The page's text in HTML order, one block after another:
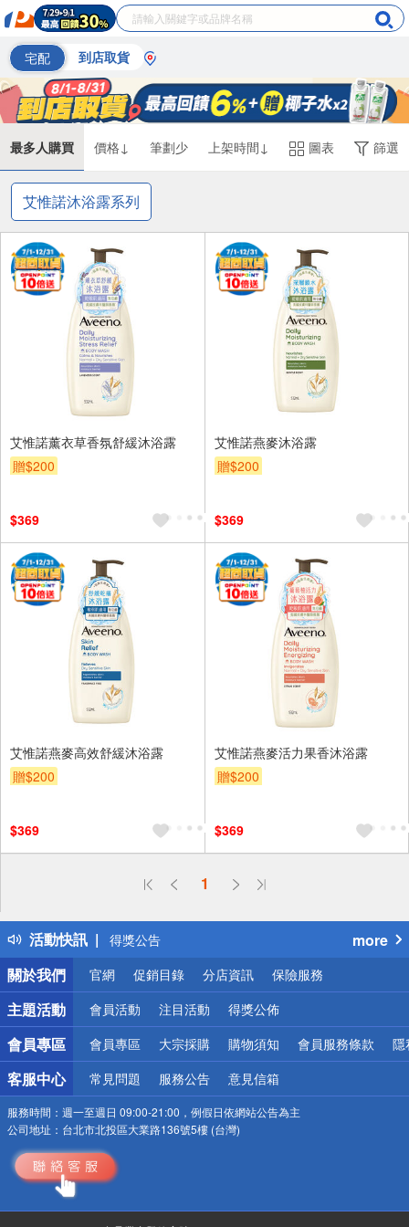
宅配 到店取貨
最多人購買 價格↓ 筆劃少 上架時間↓ 圖表 篩選
艾惟諾沐浴露系列
艾惟諾薰衣草香氛舒緩沐浴露
贈$200
$369
艾惟諾燕麥沐浴露
贈$200
$369
艾惟諾燕麥高效舒緩沐浴露
贈$200
$369
艾惟諾燕麥活力果香沐浴露
贈$200
$369
1
活動快訊
詐騙網頁！請小心！
得獎公告
熱門話題
銀行優惠
偏遠地區配送
詐騙網頁！請小心！
more
關於我們
官網 促銷目錄 分店資訊 保險服務
主題活動 會員活動 注目活動 得獎公佈
會員專區 會員專區 大宗採購 購物須知 會員服務條款 隱
客服中心 常見問題 服務公告 意見信箱
服務時間： 週一至週日 09:00-21:00，例假日依網站公告為主
公司地址： 台北市北投區大業路136號5樓 (台灣)